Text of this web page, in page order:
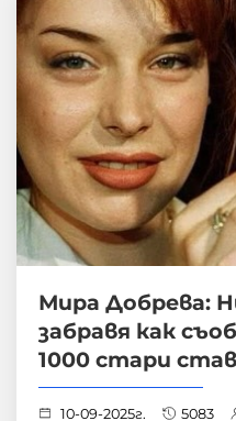
Мира Добрева:
забравя как
1000 стари
10-09-2025г. 5083